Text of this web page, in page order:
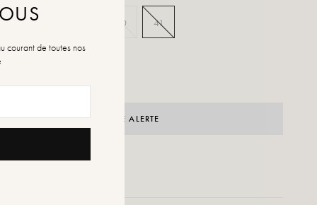
37 40 41
de maten
CRÉER UNE ALERTE
courant de toutes nos